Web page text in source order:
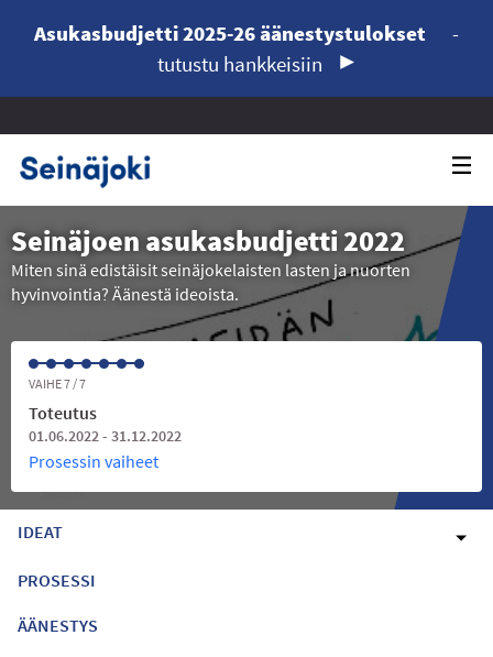
Asukasbudjetti 2025-26 äänestystulokset
-
tutustu hankkeisiin
Seinäjoen asukasbudjetti 2022
Miten sinä edistäisit seinäjokelaisten lasten ja nuorten
hyvinvointia? Äänestä ideoista.
VAIHE 7 / 7
Toteutus
01.06.2022 - 31.12.2022
Prosessin vaiheet
IDEAT
PROSESSI
ÄÄNESTYS